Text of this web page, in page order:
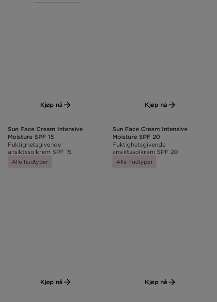
Kjøp nå
Sun Face Cream Intensive
Moisture SPF 15
Fuktighetsgivende
ansiktssolkrem SPF 15
Alle hudtyper
Kjøp nå
Sun Face Cream Intensive
Moisture SPF 20
Fuktighetsgivende
ansiktssolkrem SPF 20
Alle hudtyper
Kjøp nå Kjøp nå